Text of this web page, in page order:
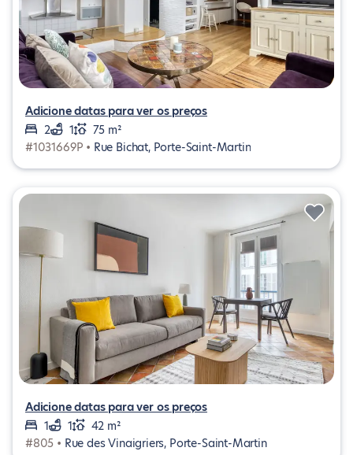
Adicione datas para ver os preços
2
1
75 m²
#1031669P • Rue Bichat, Porte-Saint-Martin
Adicione datas para ver os preços
1
1
42 m²
#805 • Rue des Vinaigriers, Porte-Saint-Martin